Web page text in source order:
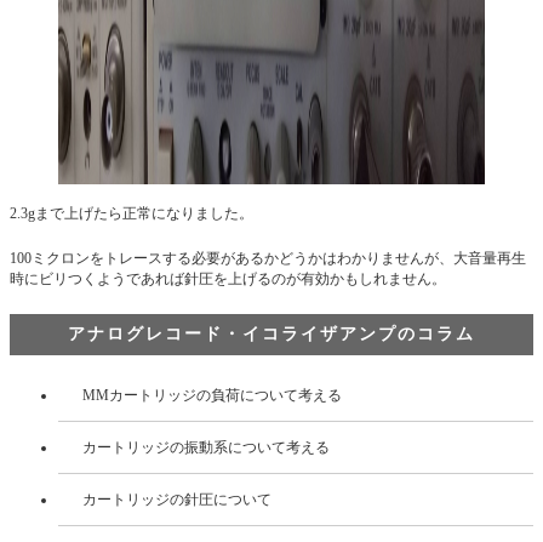
2.3gまで上げたら正常になりました。
100ミクロンをトレースする必要があるかどうかはわかりませんが、大音量再生
時にビリつくようであれば針圧を上げるのが有効かもしれません。
アナログレコード・イコライザアンプのコラム
MMカートリッジの負荷について考える
カートリッジの振動系について考える
カートリッジの針圧について